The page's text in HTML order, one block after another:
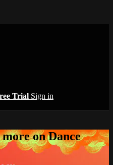
Trial Sign in
on Dance